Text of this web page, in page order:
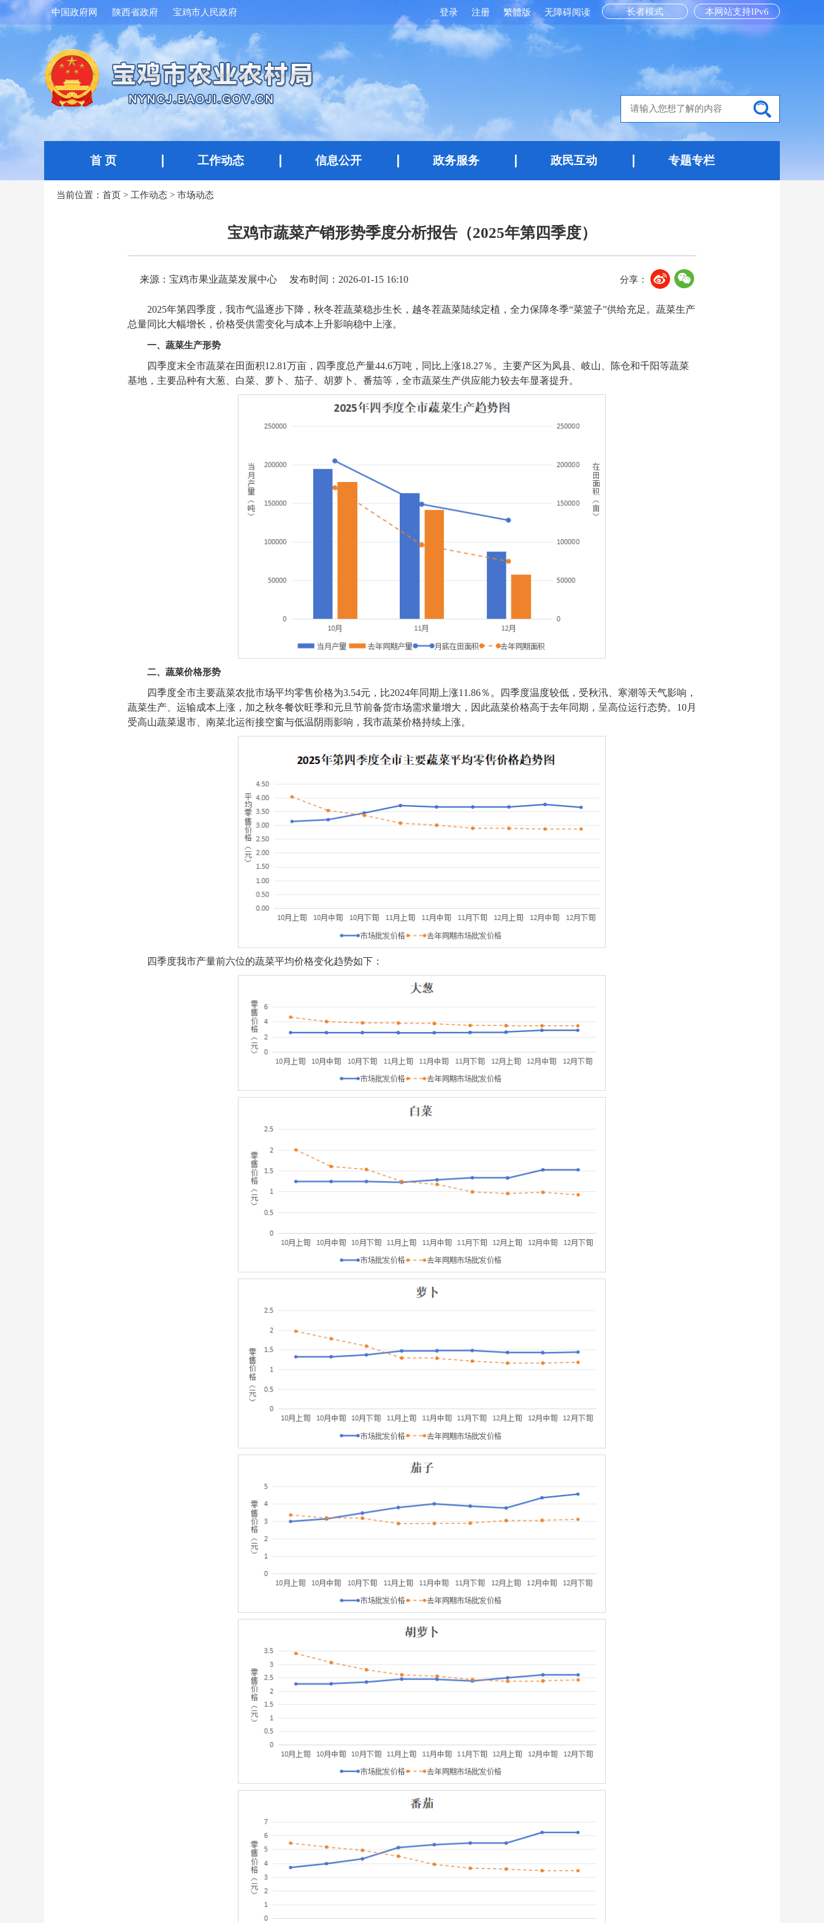
中国政府网 陕西省政府 宝鸡市人民政府 本网站支持IPv6
长者模式
登录 注册 繁體版 无障碍阅读
首 页 工作动态 信息公开 政务服务 政民互动 专题专栏
当前位置： 首页 > 工作动态 > 市场动态
宝鸡市蔬菜产销形势季度分析报告（2025年第四季度）
来源：宝鸡市果业蔬菜发展中心 发布时间：2026-01-15 16:10 分享：
2025年第四季度，我市气温逐步下降，秋冬茬蔬菜稳步生长，越冬茬蔬菜陆续定植，全力保障冬季“菜篮子”供给充足。蔬菜生产
总量同比大幅增长，价格受供需变化与成本上升影响稳中上涨。
一、蔬菜生产形势
四季度末全市蔬菜在田面积12.81万亩，四季度总产量44.6万吨，同比上涨18.27％。主要产区为凤县、岐山、陈仓和千阳等蔬菜
基地，主要品种有大葱、白菜、萝卜、茄子、胡萝卜、番茄等，全市蔬菜生产供应能力较去年显著提升。
二、蔬菜价格形势
四季度全市主要蔬菜农批市场平均零售价格为3.54元，比2024年同期上涨11.86％。四季度温度较低，受秋汛、寒潮等天气影响，
蔬菜生产、运输成本上涨，加之秋冬餐饮旺季和元旦节前备货市场需求量增大，因此蔬菜价格高于去年同期，呈高位运行态势。10月
受高山蔬菜退市、南菜北运衔接空窗与低温阴雨影响，我市蔬菜价格持续上涨。
四季度我市产量前六位的蔬菜平均价格变化趋势如下：